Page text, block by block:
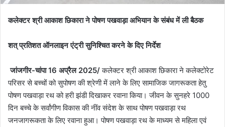
कलेक्टर श्री आकाश छिकारा ने पोषण पखवाड़ा अभियान के संबंध में ली बैठक
शत् प्रतिशत ऑनलाइन एंट्री सुनिश्चित करने के दिए निर्देश
जांजगीर-चांपा 16 अप्रैल 2025/कलेक्टर श्री आकाश छिकारा ने कलेक्टोरेट
परिसर से बच्चों को सुपोषण की श्रेणी में लाने के लिए सामाजिक जागरूकता हेतु
पोषण पखवाड़ा रथ को हरी झंडी दिखाकर रवाना किया। जीवन के सुनहरे 1000
दिन बच्चे के सर्वांगीण विकास की नींव संदेश के साथ पोषण पखवाड़ा रथ
जनजागरूकता के लिए रवाना हुआ। पोषण पखवाड़ा रथ के माध्यम से महिला एवं